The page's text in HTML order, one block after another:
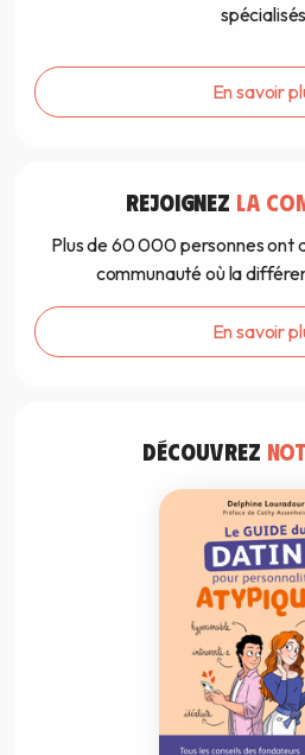
En savoir
REJOIGNEZ LA
Plus de 60 000 personnes ont
communauté où la
En savoir
DÉCOUVREZ